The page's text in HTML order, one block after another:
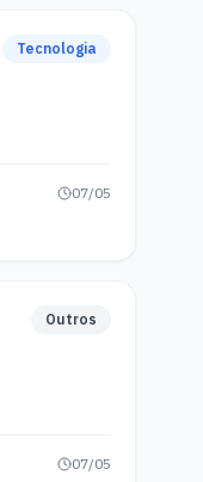
Tecnologia
07/05
Outros
07/05